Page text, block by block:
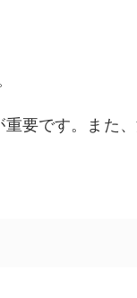
要です。また